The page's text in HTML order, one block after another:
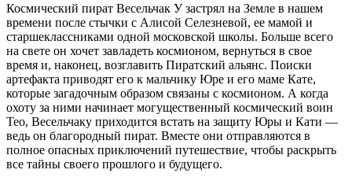
Космический пират Весельчак У застрял на Земле в нашем
времени после стычки с Алисой Селезневой, ее мамой и
старшеклассниками одной московской школы. Больше всего
на свете он хочет завладеть космионом, вернуться в свое
время и, наконец, возглавить Пиратский альянс. Поиски
артефакта приводят его к мальчику Юре и его маме Кате,
которые загадочным образом связаны с космионом. А когда
охоту за ними начинает могущественный космический воин
Тео, Весельчаку приходится встать на защиту Юры и Кати —
ведь он благородный пират. Вместе они отправляются в
полное опасных приключений путешествие, чтобы раскрыть
все тайны своего прошлого и будущего.